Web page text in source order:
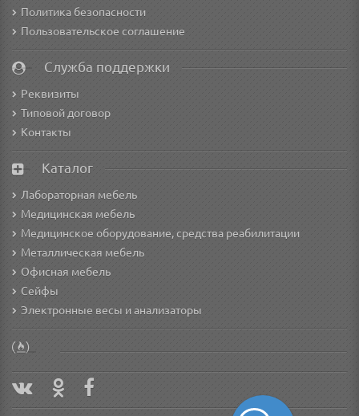
Политика безопасности
Пользовательское соглашение
Служба поддержки
Реквизиты
Типовой договор
Контакты
Каталог
Лабораторная мебель
Медицинская мебель
Медицинское оборудование, средства реабилитации
Металлическая мебель
Офисная мебель
Сейфы
Электронные весы и анализаторы